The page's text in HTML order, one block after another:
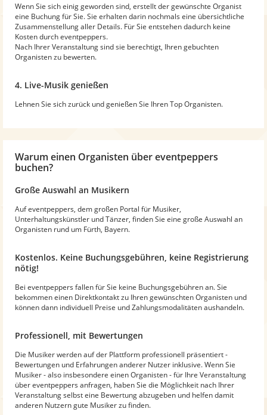
Wenn Sie sich einig geworden sind, erstellt der gewünschte Organist
eine Buchung für Sie. Sie erhalten darin nochmals eine übersichtliche
Zusammenstellung aller Details. Für Sie entstehen dadurch keine
Kosten durch eventpeppers.
Nach Ihrer Veranstaltung sind sie berechtigt, Ihren gebuchten
Organisten zu bewerten.
4. Live-Musik genießen
Lehnen Sie sich zurück und genießen Sie Ihren Top Organisten.
Warum einen Organisten über eventpeppers
buchen?
Große Auswahl an Musikern
Auf eventpeppers, dem großen Portal für Musiker,
Unterhaltungskünstler und Tänzer, finden Sie eine große Auswahl an
Organisten rund um Fürth, Bayern.
Kostenlos. Keine Buchungsgebühren, keine Registrierung
nötig!
Bei eventpeppers fallen für Sie keine Buchungsgebühren an. Sie
bekommen einen Direktkontakt zu Ihren gewünschten Organisten und
können dann individuell Preise und Zahlungsmodalitäten aushandeln.
Professionell, mit Bewertungen
Die Musiker werden auf der Plattform professionell präsentiert -
Bewertungen und Erfahrungen anderer Nutzer inklusive. Wenn Sie
Musiker - also insbesondere einen Organisten - für Ihre Veranstaltung
über eventpeppers anfragen, haben Sie die Möglichkeit nach Ihrer
Veranstaltung selbst eine Bewertung abzugeben und helfen damit
anderen Nutzern gute Musiker zu finden.